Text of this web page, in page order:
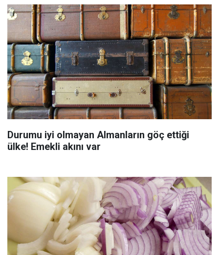
Durumu iyi olmayan Almanların göç ettiği
ülke! Emekli akını var